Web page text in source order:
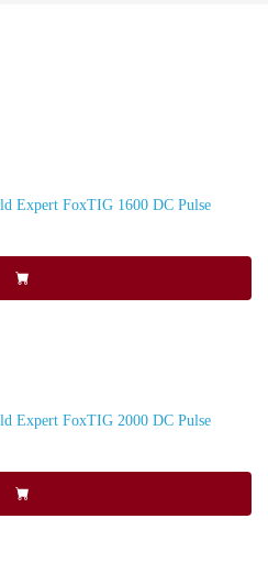
Expert FoxTIG 1600 DC Pulse
Expert FoxTIG 2000 DC Pulse